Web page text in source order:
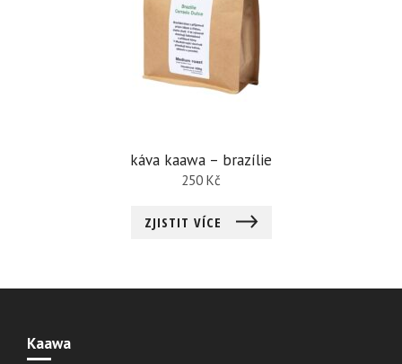
káva kaawa – brazílie
250 Kč
ZJISTIT VÍCE
Kaawa